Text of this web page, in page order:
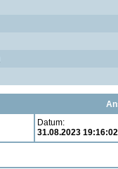
Datum:
31.08.2023 19:16:02